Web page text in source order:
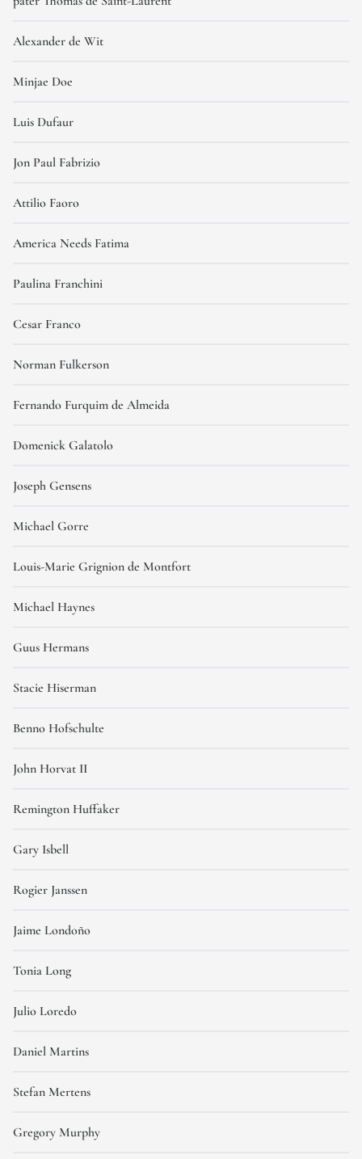
Alexander de Wit
Minjae Doe
Luis Dufaur
Jon Paul Fabrizio
Attilio Faoro
America Needs Fatima
Paulina Franchini
Cesar Franco
Norman Fulkerson
Fernando Furquim de Almeida
Domenick Galatolo
Joseph Gensens
Michael Gorre
Louis-Marie Grignion de Montfort
Michael Haynes
Guus Hermans
Stacie Hiserman
Benno Hofschulte
John Horvat II
Remington Huffaker
Gary Isbell
Rogier Janssen
Jaime Londoño
Tonia Long
Julio Loredo
Daniel Martins
Stefan Mertens
Gregory Murphy